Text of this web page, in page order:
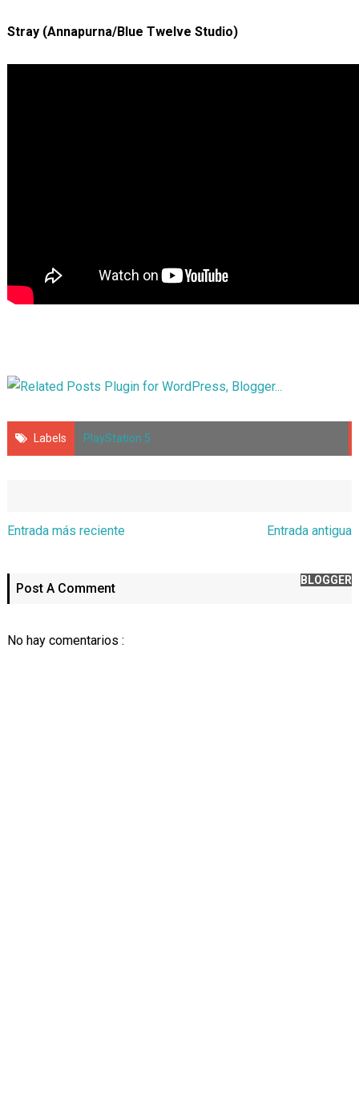
Stray (Annapurna/Blue Twelve Studio)
Labels PlayStation 5
Entrada más reciente Entrada antigua
Post A Comment
BLOGGER
No hay comentarios :